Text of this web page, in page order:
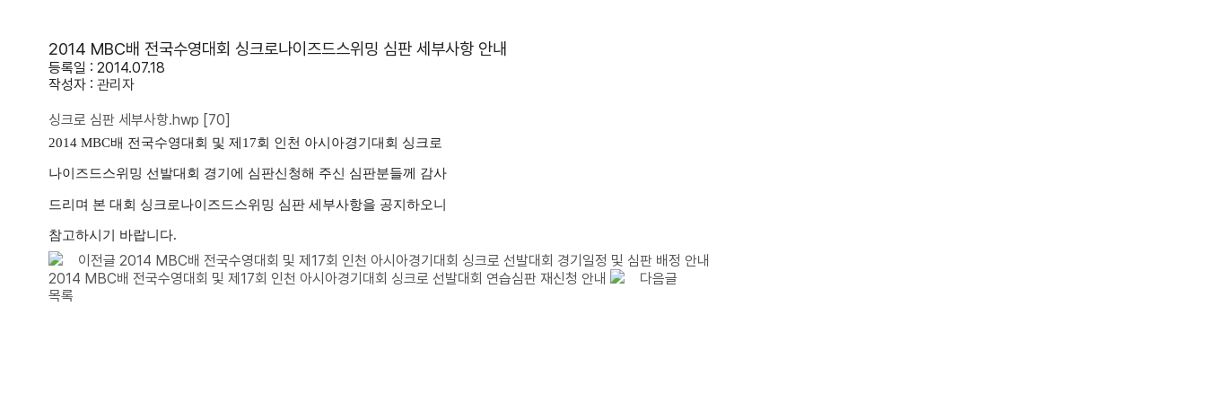
2014 MBC배 전국수영대회 싱크로나이즈드스위밍 심판 세부사항 안내
등록일 : 2014.07.18
작성자 : 관리자
싱크로 심판 세부사항.hwp [70]
2014 MBC배 전국수영대회 및 제17회 인천 아시아경기대회 싱크로
나이즈드스위밍 선발대회 경기에 심판신청해 주신 심판분들께 감사
드리며 본 대회 싱크로나이즈드스위밍 심판 세부사항을 공지하오니
참고하시기 바랍니다.
이전글 2014 MBC배 전국수영대회 및 제17회 인천 아시아경기대회 싱크로 선발대회 경기일정 및 심판 배정 안내
2014 MBC배 전국수영대회 및 제17회 인천 아시아경기대회 싱크로 선발대회 연습심판 재신청 안내
다음글
목록